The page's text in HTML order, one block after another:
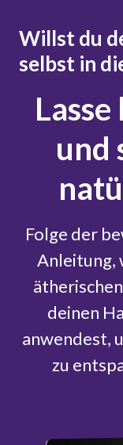
Willst du
selbst in
und
Folge der
Anleitung,
deinen
anwendest,
zu